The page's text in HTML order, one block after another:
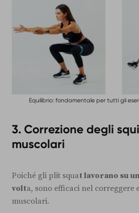
Equilibrio: fondamentale per tutti gli
3. Correzione degli
muscolari
Poiché gli plit squat lavorano su
volta, sono efficaci nel correggere
muscolari.